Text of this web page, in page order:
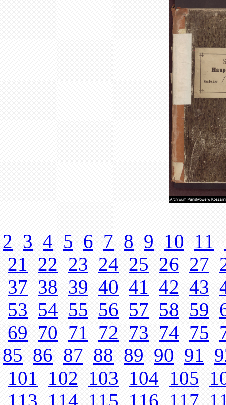
2 3 4 5 6 7 8 9 10 11
21
22 23 24 25 26 27
37 38 39 40 41 42 43
53 54 55 56 57 58 59
69 70 71 72 73 74 75
85 86 87 88 89 90 91
101
102 103 104 105
113 114 115 116 117